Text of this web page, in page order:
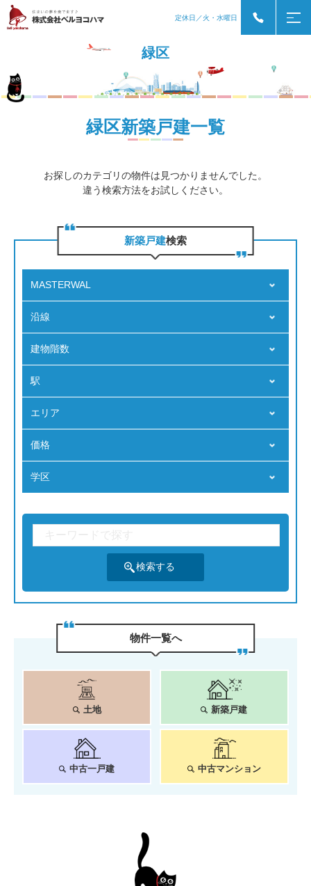
定休日／火・水曜日
緑区
緑区新築戸建一覧
お探しのカテゴリの物件は見つかりませんでした。
違う検索方法をお試しください。
新築戸建検索
MASTERWAL
沿線
建物階数
駅
エリア
価格
学区
物件⼀覧へ
土地 新築戸建
中古一戸建 中古マンション